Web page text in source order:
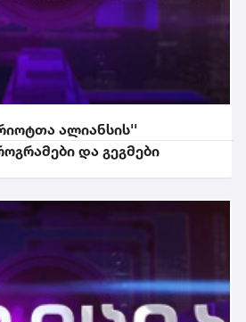
ალიანსის''
და გეგმები